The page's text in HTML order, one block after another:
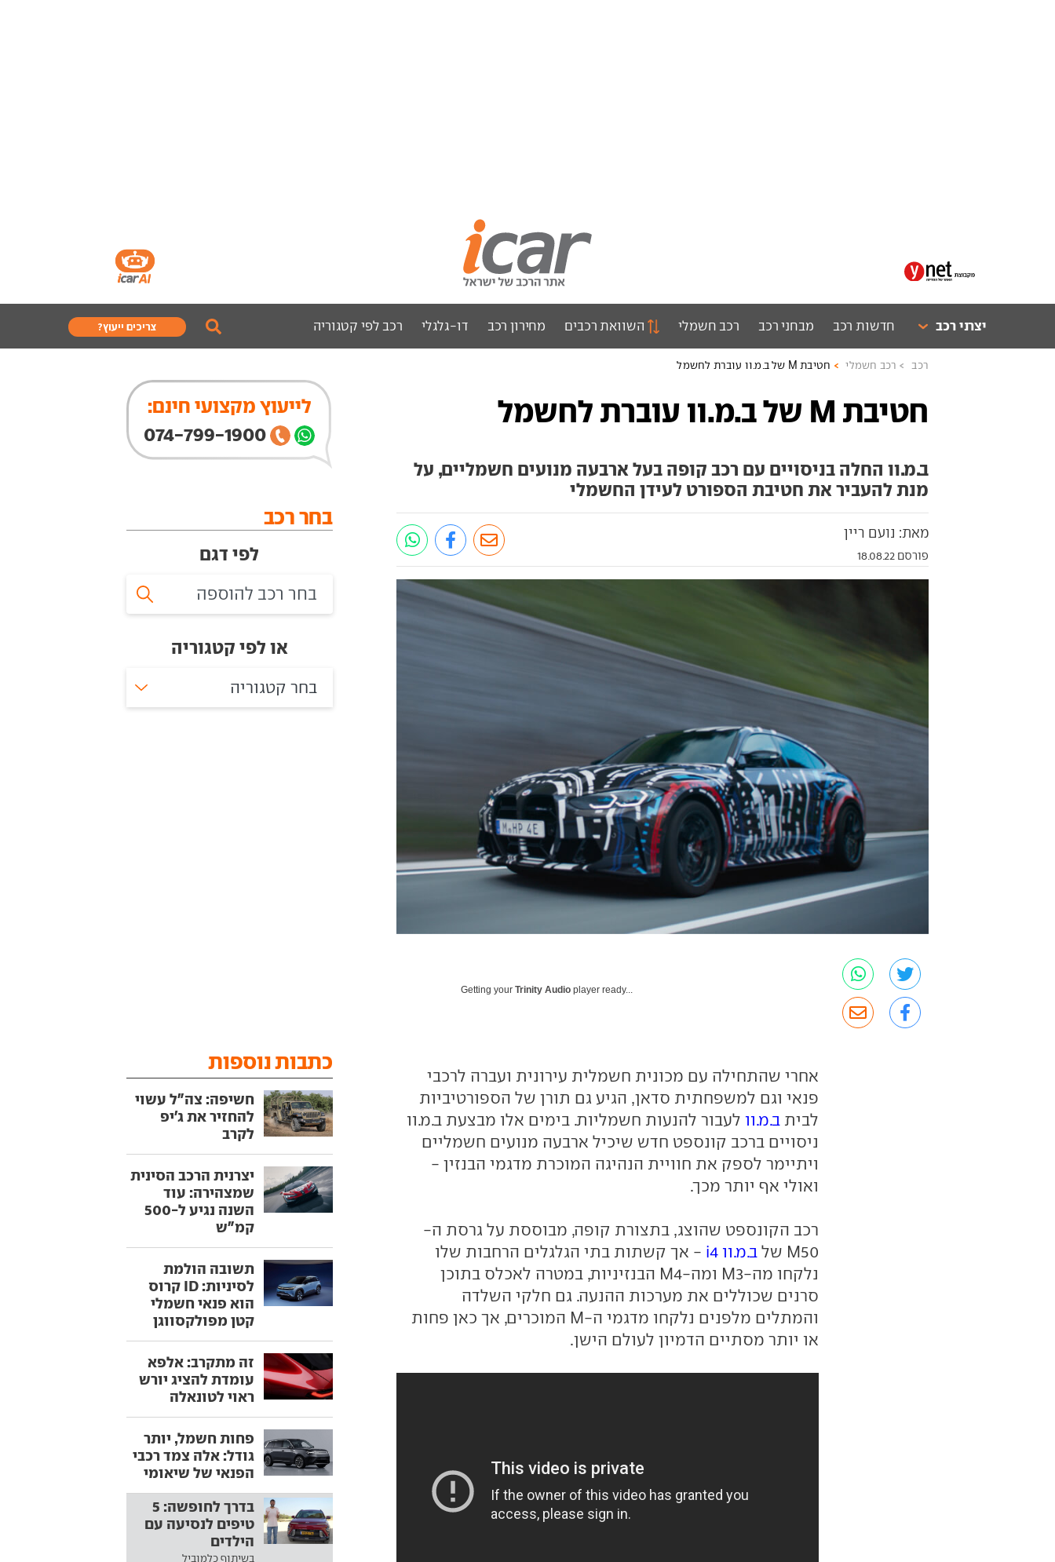
יצרני רכב חדשות רכב מבחני רכב רכב חשמלי השוואת רכבים מחירון רכב דו-גלגלי רכב לפי קטגוריה צריכים ייעוץ?
רכב רכב חשמלי חטיבת M של ב.מ.וו עוברת לחשמל
חטיבת M של ב.מ.וו עוברת לחשמל
ב.מ.וו החלה בניסויים עם רכב קופה בעל ארבעה מנועים חשמליים, על
מנת להעביר את חטיבת הספורט לעידן החשמלי
מאת: נועם ריין
פורסם 18.08.22
Getting yourTrinity Audio player ready...
אחרי שהתחילה עם מכונית חשמלית עירונית ועברה לרכבי
פנאי וגם למשפחתית סדאן, הגיע גם תורן של הספורטיביות
לבית ב.מ.וו לעבור להנעות חשמליות. בימים אלו מבצעת ב.מ.וו
ניסויים ברכב קונספט חדש שיכיל ארבעה מנועים חשמליים
ויתיימר לספק את חוויית הנהיגה המוכרת מדגמי הבנזין -
ואולי אף יותר מכך.
רכב הקונספט שהוצג, בתצורת קופה, מבוססת על גרסת ה-
M50 של
ב.מ.וו i4
- אך קשתות בתי הגלגלים הרחבות שלו
נלקחו מה-M3 ומה-M4 הבנזיניות, במטרה לאכלס בתוכן
סרנים שכוללים את מערכות ההנעה. גם חלקי השלדה
והמתלים מלפנים נלקחו מדגמי ה-M המוכרים, אך כאן פחות
או יותר מסתיים הדמיון לעולם הישן.
לייעוץ מקצועי חינם:
074-799-1900
בחר רכב
לפי דגם
או לפי קטגוריה
בחר קטגוריה
כתבות נוספות
חשיפה: צה"ל עשוי
להחזיר את ג'יפ
לקרב
יצרנית הרכב הסינית
שמצהירה: עוד
השנה נגיע ל-500
קמ"ש
תשובה הולמת
לסיניות: ID קרוס
הוא פנאי חשמלי
קטן מפולקסווגן
זה מתקרב: אלפא
עומדת להציג יורש
ראוי לטונאלה
פחות חשמל, יותר
גודל: אלה צמד רכבי
הפנאי של שיאומי
בדרך לחופשה: 5
טיפים לנסיעה עם
הילדים
בשיתוף כלמוביל